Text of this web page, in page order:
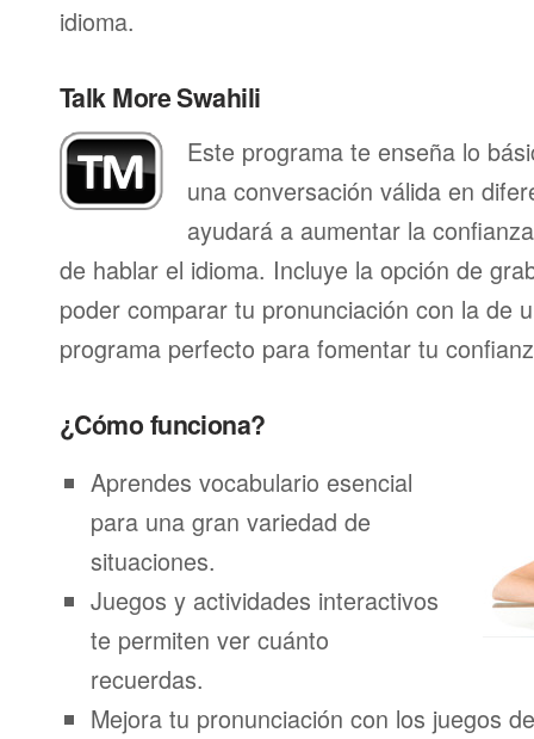
idioma.
Talk More Swahili
Este programa te enseña lo
una conversación válida en
ayudará a aumentar la
de hablar el idioma. Incluye la opción de
poder comparar tu pronunciación con la de
programa perfecto para fomentar tu
¿Cómo funciona?
Aprendes vocabulario esencial
para una gran variedad de
situaciones.
Juegos y actividades interactivos
te permiten ver cuánto
recuerdas.
Mejora tu pronunciación con los juegos